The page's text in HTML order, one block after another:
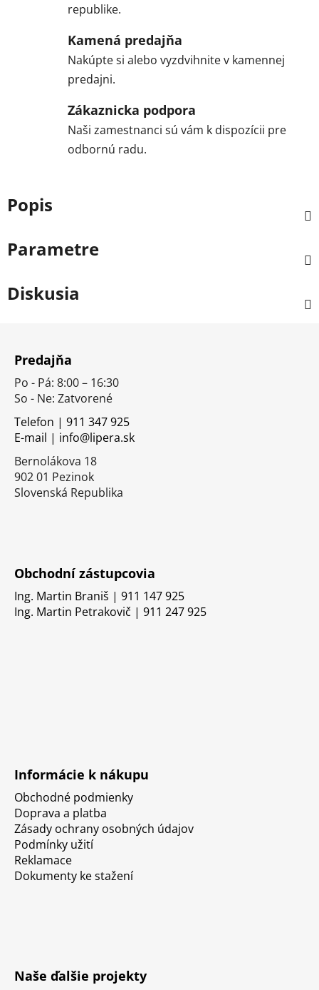
republike.
Kamená predajňa
Nakúpte si alebo vyzdvihnite v kamennej
predajni.
Zákaznicka podpora
Naši zamestnanci sú vám k dispozícii pre
odbornú radu.
Popis
Parametre
Diskusia
Predajňa
Po - Pá: 8:00 – 16:30
So - Ne: Zatvorené
Telefon | 911 347 925
E-mail | info@lipera.sk
Bernolákova 18
902 01 Pezinok
Slovenská Republika
Obchodní zástupcovia
Ing. Martin Braniš | 911 147 925
Ing. Martin Petrakovič | 911 247 925
Informácie k nákupu
Obchodné podmienky
Doprava a platba
Zásady ochrany osobných údajov
Podmínky užití
Reklamace
Dokumenty ke stažení
Naše ďalšie projekty